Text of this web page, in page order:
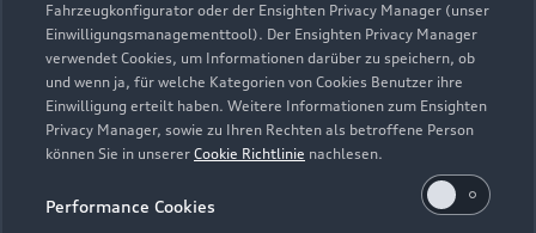
Fahrzeugkonfigurator oder der Ensighten Privacy Manager (unser
Einwilligungsmanagementtool). Der Ensighten Privacy Manager
verwendet Cookies, um Informationen darüber zu speichern, ob
und wenn ja, für welche Kategorien von Cookies Benutzer ihre
Einwilligung erteilt haben. Weitere Informationen zum Ensighten
Privacy Manager, sowie zu Ihren Rechten als betroffene Person
können Sie in unserer Cookie Richtlinie nachlesen.
Performance Cookies
Zurück nach oben
Modelle